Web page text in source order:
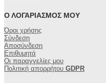
Ο ΛΟΓΑΡΙΑΣΜΌΣ ΜΟΥ
Όροι χρήσης
Σύνδεση
Αποσύνδεση
Επιθυμητά
Οι παραγγελίες μου
Πολιτική απορρήτου GDPR